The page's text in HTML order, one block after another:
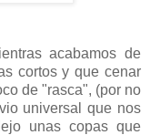
acabamos de
cortos y que cenar
de "rasca", (por no
universal que nos
unas copas que